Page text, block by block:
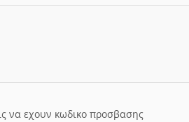
να εχουν κωδικο προσβασης